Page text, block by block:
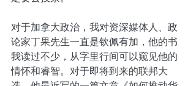
对于加拿大政治，我对资深媒体人、政
论家丁果先生一直是钦佩有加，他的书
我读过不少，从字里行间可以窥见他的
情怀和睿智。对于即将到来的联邦大